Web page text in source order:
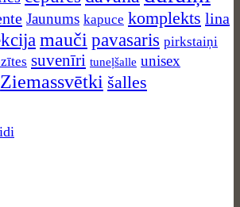
Jaunums kapuce komplekts lina
mauči pavasaris pirkstaiņi
suvenīri tuneļšalle unisex
Ziemassvētki šalles